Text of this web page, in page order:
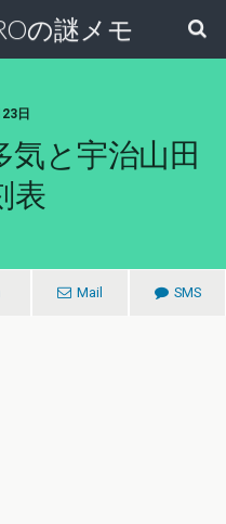
の謎メモ
日
気と宇治山田
表
Mail SMS